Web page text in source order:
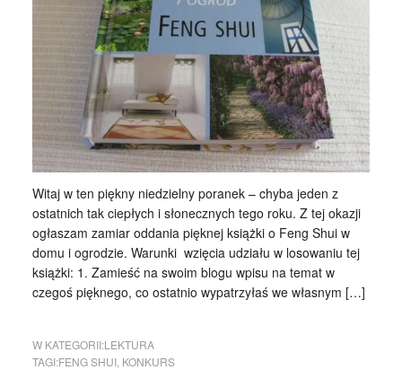
Witaj w ten piękny niedzielny poranek – chyba jeden z
ostatnich tak ciepłych i słonecznych tego roku. Z tej okazji
ogłaszam zamiar oddania pięknej książki o Feng Shui w
domu i ogrodzie. Warunki wzięcia udziału w losowaniu tej
książki: 1. Zamieść na swoim blogu wpisu na temat w
czegoś pięknego, co ostatnio wypatrzyłaś we własnym […]
W KATEGORII:LEKTURA
TAGI:FENG SHUI, KONKURS